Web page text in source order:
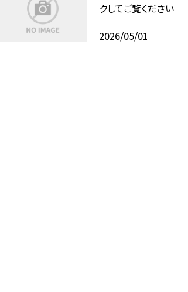
クしてご覧ください
2026/05/01